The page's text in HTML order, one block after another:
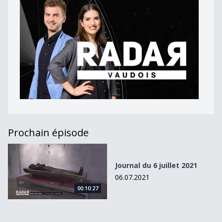
Prochain épisode
Journal du 6 juillet 2021
00:10:27
Journal du 6 juillet 2021
06.07.2021